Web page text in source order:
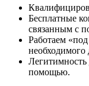
Бесплатные
связанным с
Работаем
необходимого
помощью.